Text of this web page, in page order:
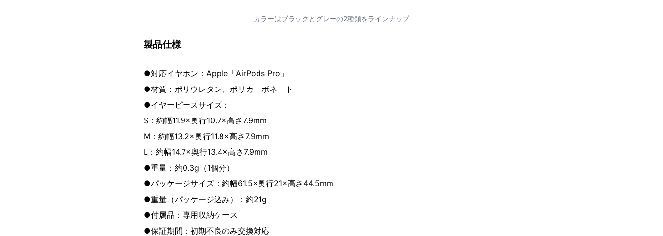
カラーはブラックとグレーの2種類をラインナップ
製品仕様
●対応イヤホン：Apple「AirPods Pro」
●材質：ポリウレタン、ポリカーボネート
●イヤーピースサイズ：
S：約幅11.9×奥行10.7×高さ7.9mm
M：約幅13.2×奥行11.8×高さ7.9mm
L：約幅14.7×奥行13.4×高さ7.9mm
●重量：約0.3g（1個分）
●パッケージサイズ：約幅61.5×奥行21×高さ44.5mm
●重量（パッケージ込み）：約21g
●付属品：専用収納ケース
●保証期間：初期不良のみ交換対応